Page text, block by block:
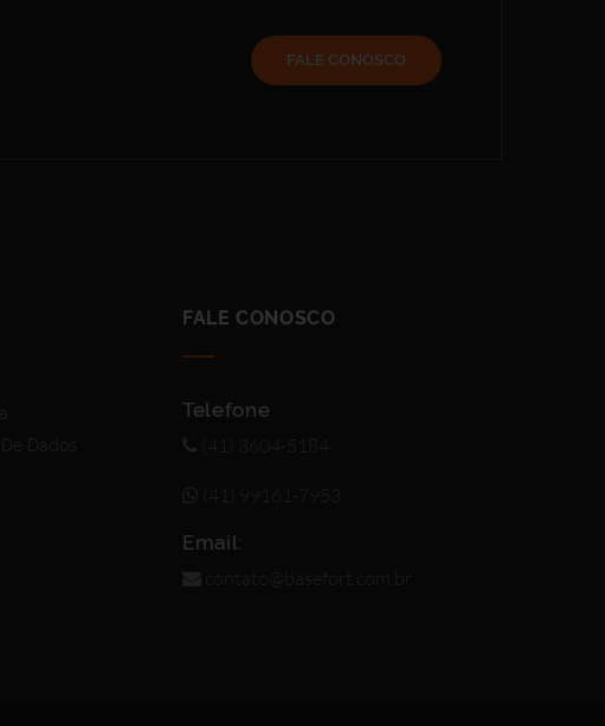
FALE CONOSCO
FALE CONOSCO
Telefone
(41) 3604-5184
(41) 99161-7953
Email:
contato@basefort.com.br